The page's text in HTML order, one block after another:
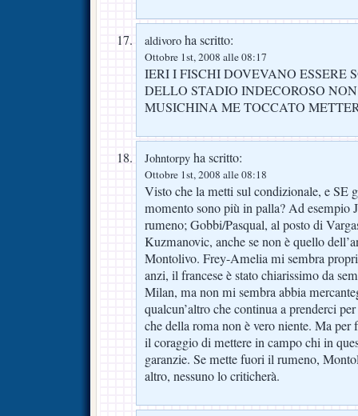
aldivoro ha scritto:
Ottobre 1st, 2008 alle 08:17
IERI I FISCHI DOVEVANO ESSERE
DELLO STADIO INDECOROSO
MUSICHINA ME TOCCATO
Johntorpy ha scritto:
Ottobre 1st, 2008 alle 08:18
Visto che la metti sul condizionale, e SE
momento sono più in palla? Ad esempio
rumeno; Gobbi/Pasqual, al posto di
Kuzmanovic, anche se non è quello
Montolivo. Frey-Amelia mi sembra
anzi, il francese è stato chiarissimo da
Milan, ma non mi sembra abbia
qualcun’altro che continua a prenderci
che della roma non è vero niente. Ma
il coraggio di mettere in campo chi in
garanzie. Se mette fuori il rumeno,
altro, nessuno lo criticherà.